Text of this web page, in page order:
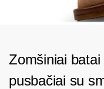
Zomšiniai
pusbačiai su